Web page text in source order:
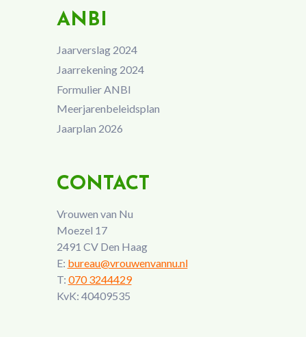
ANBI
Jaarverslag 2024
Jaarrekening 2024
Formulier ANBI
Meerjarenbeleidsplan
Jaarplan 2026
CONTACT
Vrouwen van Nu
Moezel 17
2491 CV Den Haag
E: bureau@vrouwenvannu.nl
T: 070 3244429
KvK: 40409535